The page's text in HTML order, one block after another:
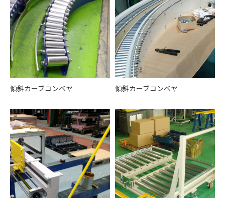
傾斜カーブコンベヤ 傾斜カーブコンベヤ